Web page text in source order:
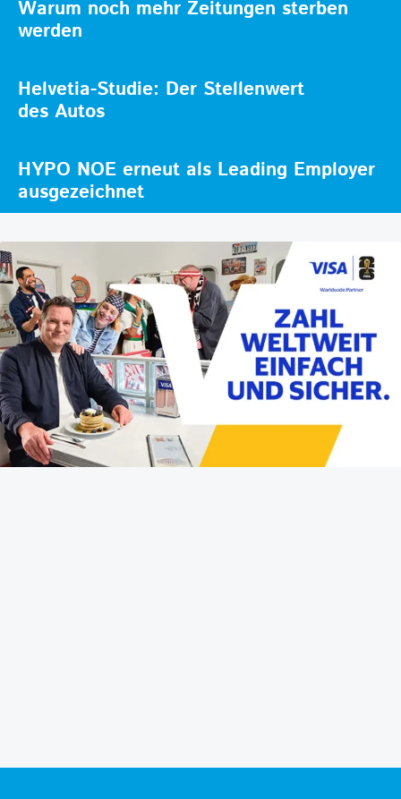
Warum noch mehr Zeitungen sterben
werden
Helvetia-Studie: Der Stellenwert
des Autos
HYPO NOE erneut als Leading Employer
ausgezeichnet